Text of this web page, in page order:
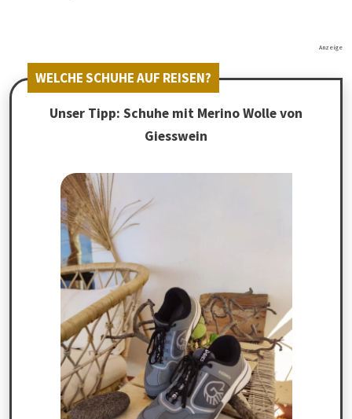
Anzeige
WELCHE SCHUHE AUF REISEN?
Unser Tipp: Schuhe mit Merino Wolle von
Giesswein